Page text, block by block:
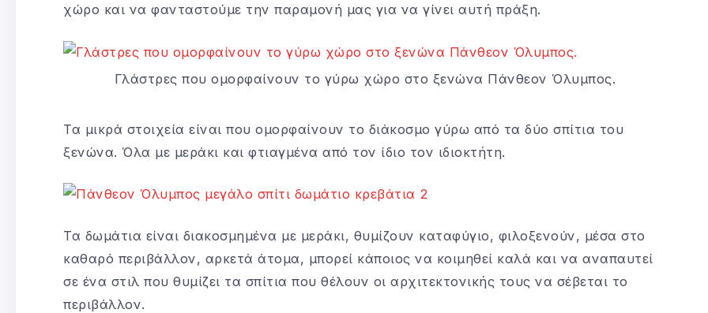
χώρο και να φανταστούμε την παραμονή μας για να γίνει αυτή πράξη.
Γλάστρες που ομορφαίνουν το γύρω χώρο στο ξενώνα Πάνθεον Όλυμπος.
Τα μικρά στοιχεία είναι που ομορφαίνουν το διάκοσμο γύρω από τα δύο σπίτια του
ξενώνα. Όλα με μεράκι και φτιαγμένα από τον ίδιο τον ιδιοκτήτη.
Τα δωμάτια είναι διακοσμημένα με μεράκι, θυμίζουν καταφύγιο, φιλοξενούν, μέσα στο
καθαρό περιβάλλον, αρκετά άτομα, μπορεί κάποιος να κοιμηθεί καλά και να αναπαυτεί
σε ένα στιλ που θυμίζει τα σπίτια που θέλουν οι αρχιτεκτονικής τους να σέβεται το
περιβάλλον.